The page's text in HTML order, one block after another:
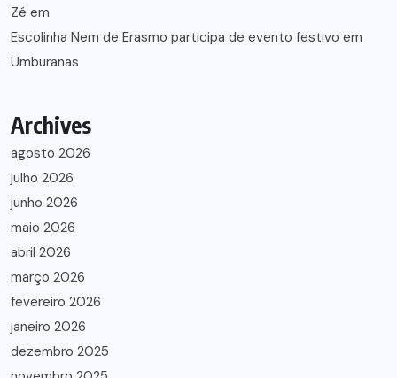
Zé em
Escolinha Nem de Erasmo participa de evento festivo em
Umburanas
Archives
agosto 2026
julho 2026
junho 2026
maio 2026
abril 2026
março 2026
fevereiro 2026
janeiro 2026
dezembro 2025